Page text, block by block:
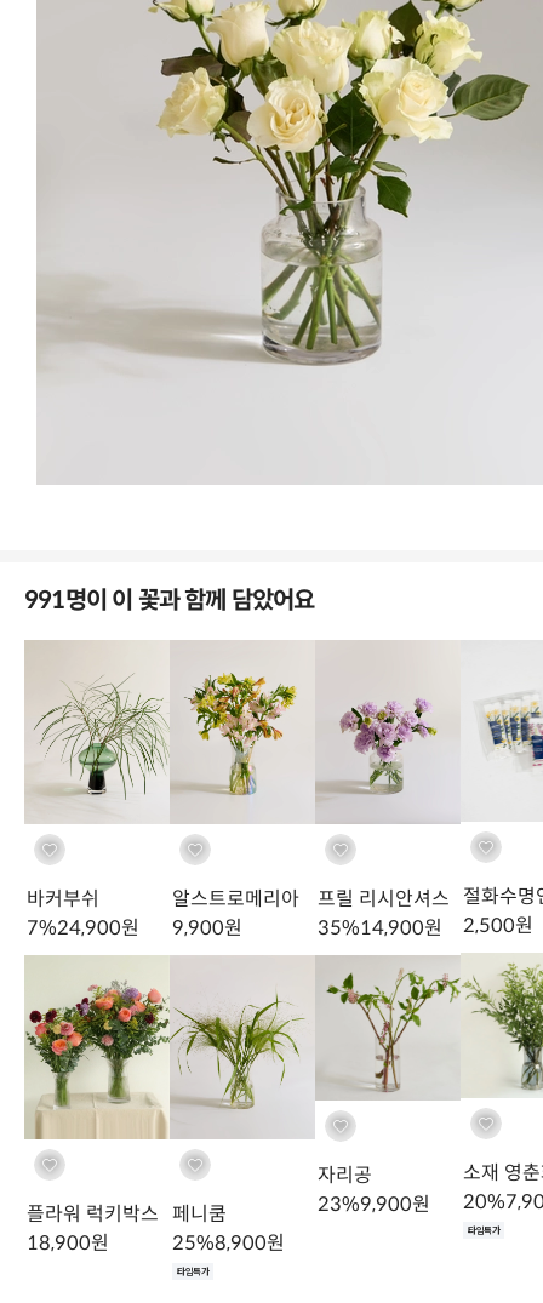
꽃이랑 적절히 섞여있어 좋았어요. 백합향기 너무좋아요.
991명이 이 꽃과 함께 담았어요
바커부쉬
7%24,900원
플라워 럭키박스
18,900원
알스트로메리아
9,900원
페니쿰
25%8,900원
타임특가
프릴 리시안셔스
35%14,900원
자리공
23%9,900원
절화수명
2,500원
소재 영
20%
타임특가